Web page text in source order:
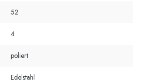
52
4
poliert
Edelstahl